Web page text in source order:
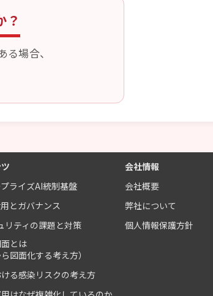
？
場合、
ライズAI統制基盤
とガバナンス
リティの課題と対策
とは
ら図面化する考え方）
る感染リスクの考え方
会社情報
会社概要
弊社について
個人情報保護方針